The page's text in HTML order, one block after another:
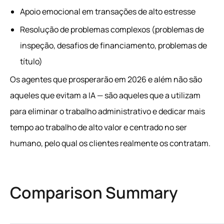
Apoio emocional em transações de alto estresse
Resolução de problemas complexos (problemas de
inspeção, desafios de financiamento, problemas de
título)
Os agentes que prosperarão em 2026 e além não são
aqueles que evitam a IA — são aqueles que a utilizam
para eliminar o trabalho administrativo e dedicar mais
tempo ao trabalho de alto valor e centrado no ser
humano, pelo qual os clientes realmente os contratam.
Comparison Summary